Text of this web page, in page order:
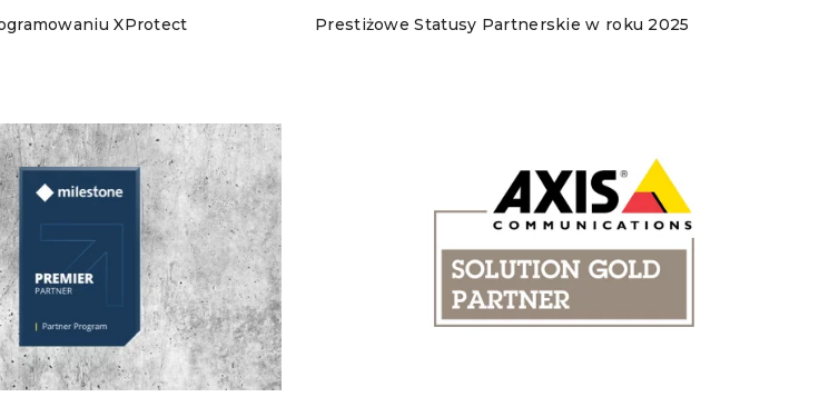
XProtect Prestiżowe Statusy Partnerskie w roku 2025